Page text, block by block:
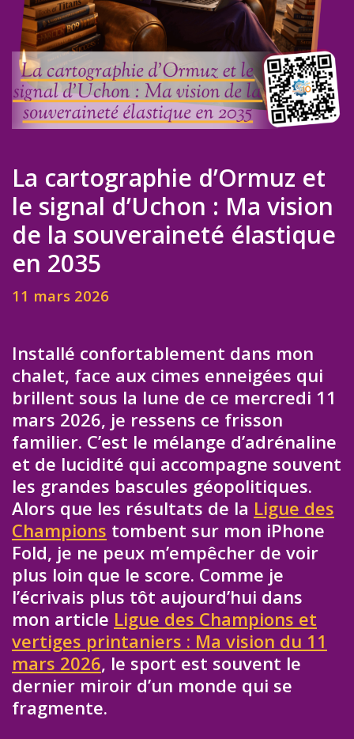
La cartographie d’Ormuz et
le signal d’Uchon : Ma vision
de la souveraineté élastique
en 2035
11 mars 2026
Installé confortablement dans mon
chalet, face aux cimes enneigées qui
brillent sous la lune de ce mercredi 11
mars 2026, je ressens ce frisson
familier. C’est le mélange d’adrénaline
et de lucidité qui accompagne souvent
les grandes bascules géopolitiques.
Alors que les résultats de la Ligue des
Champions tombent sur mon iPhone
Fold, je ne peux m’empêcher de voir
plus loin que le score. Comme je
l’écrivais plus tôt aujourd’hui dans
mon article Ligue des Champions et
vertiges printaniers : Ma vision du 11
mars 2026, le sport est souvent le
dernier miroir d’un monde qui se
fragmente.